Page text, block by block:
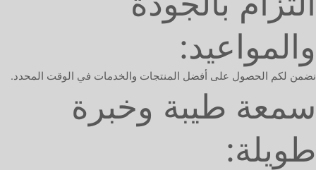
والمواعيد:
نضمن لكم الحصول على أفضل المنتجات والخدمات في الوقت المحدد.
سمعة طيبة وخبرة
طويلة: